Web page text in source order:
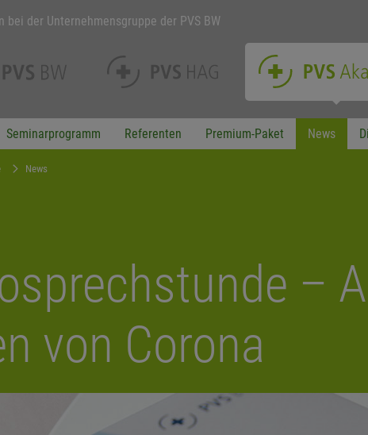
bei der Unternehmensgruppe der PVS BW
Seminarprogramm Referenten Premium-Paket News
News
–
von Corona